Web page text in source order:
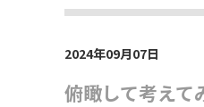
2024年09月07日
俯瞰して考えて